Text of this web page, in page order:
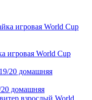
игровая World Cup
домашняя